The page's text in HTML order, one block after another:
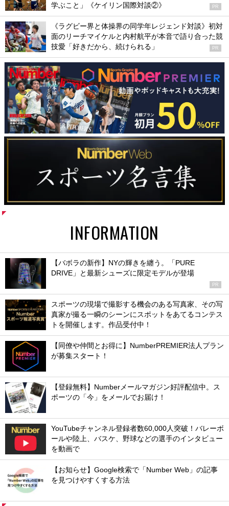
学ぶこと」《ケイリン国際対談②》
PR
《ラグビー界と体操界の同学年レジェンド対談》初対
面のリーチマイケルと内村航平が本音で語り合った競
技愛「好きだから、続けられる」
PR
INFORMATION
【バボラの新作】NYの輝きを纏う。「PURE
DRIVE」と最新シューズに限定モデルが登場
PR
スポーツの現場で撮影する機会のある写真家、その写
真家が撮る一瞬のシーンにスポットをあてるコンテス
トを開催します。作品受付中！
【同僚や仲間とお得に】NumberPREMIER法人プラン
が募集スタート！
【登録無料】Numberメールマガジン好評配信中。ス
ポーツの「今」をメールでお届け！
YouTubeチャンネル登録者数60,000人突破！バレーボ
ールや陸上、バスケ、野球などの選手のインタビュー
を動画で
【お知らせ】Google検索で「Number Web」の記事
を見つけやすくする方法